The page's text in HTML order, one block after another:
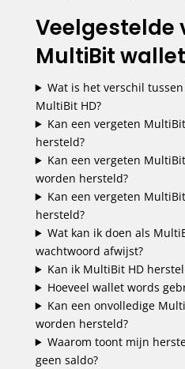
Veelgestelde
MultiBit
Wat is het verschil
MultiBit HD?
Kan een vergeten
hersteld?
Kan een vergeten
worden hersteld?
Kan een vergeten
hersteld?
Wat kan ik doen als
wachtwoord afwijst?
Kan ik MultiBit HD
Hoeveel wallet words
Kan een onvolledige
worden hersteld?
Waarom toont mijn
geen saldo?